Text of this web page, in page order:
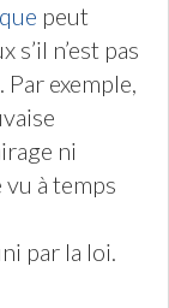
peut
n’est pas
exemple,
ni
vu à temps
par la loi.